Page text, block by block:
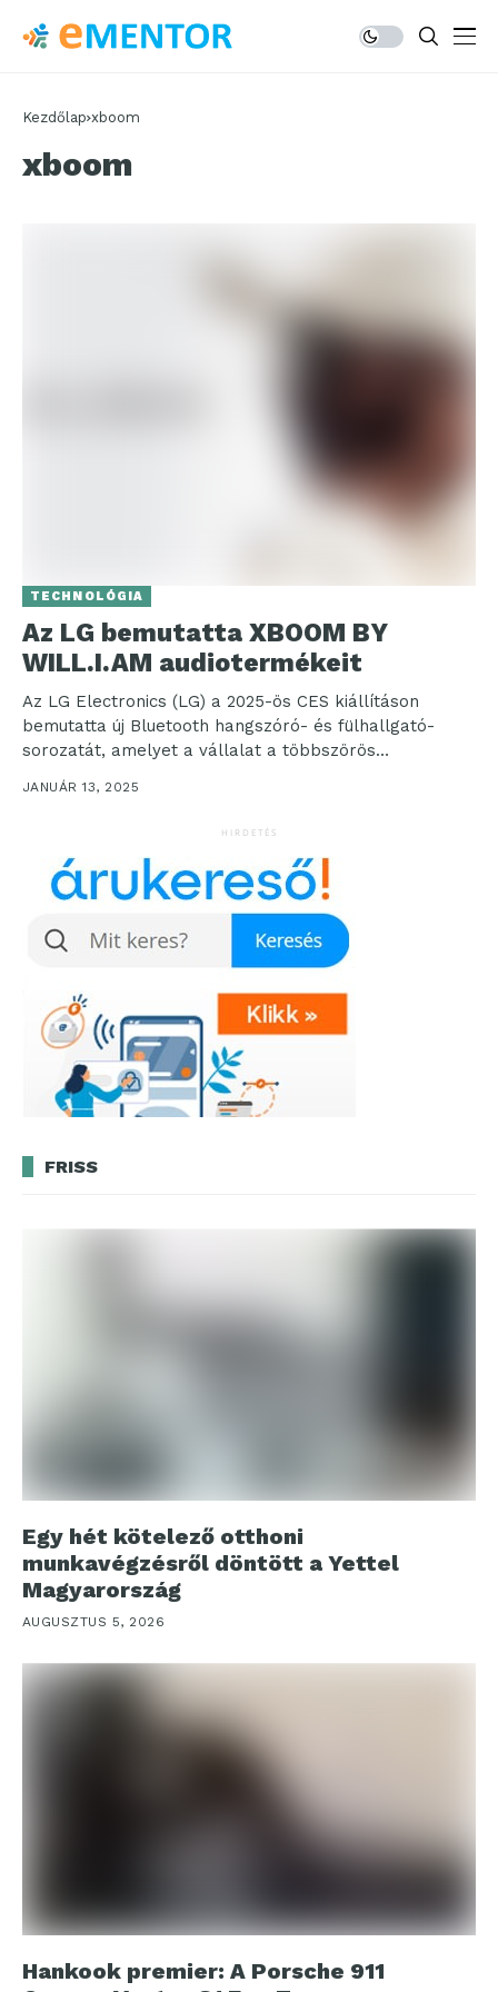
Kezdőlap xboom
xboom
TECHNOLÓGIA
Az LG bemutatta XBOOM BY
WILL.I.AM audiotermékeit
Az LG Electronics (LG) a 2025-ös CES kiállításon
bemutatta új Bluetooth hangszóró- és fülhallgató-
sorozatát, amelyet a vállalat a többszörös
platinalemezes zenész és technológiai...
JANUÁR 13, 2025
HIRDETÉS
FRISS
Egy hét kötelező otthoni
munkavégzésről döntött a Yettel
Magyarország
AUGUSZTUS 5, 2026
Hankook premier: A Porsche 911